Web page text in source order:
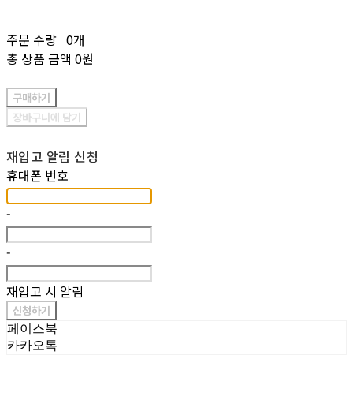
주문 수량 0개
총 상품 금액 0원
구매하기
장바구니에 담기
재입고 알림 신청
휴대폰 번호
-
-
재입고 시 알림
신청하기
페이스북
카카오톡